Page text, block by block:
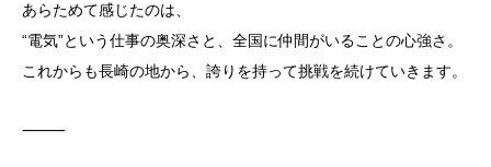
あらためて感じたのは、
“電気”という仕事の奥深さと、全国に仲間がいることの心強さ。
これからも長崎の地から、誇りを持って挑戦を続けていきます。
⸻